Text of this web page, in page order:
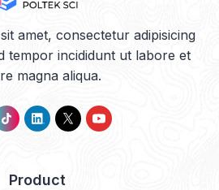
amet, consectetur adipisicing
tempor incididunt ut labore et
magna aliqua.
Product